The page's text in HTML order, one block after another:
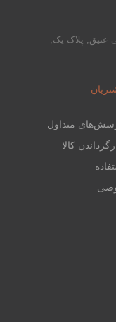
عتیق, پلاک یک,
متداول
کالا